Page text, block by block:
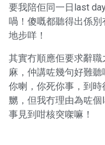
要我陪佢同一日last
喎！傻嘅都聽得出係
地步咩！
其實冇順應佢要求辭
麻，仲講咗幾句好難
你喇，你死你事，到
嬲，但我冇理由為咗
事見到咁核突㗎嘛！